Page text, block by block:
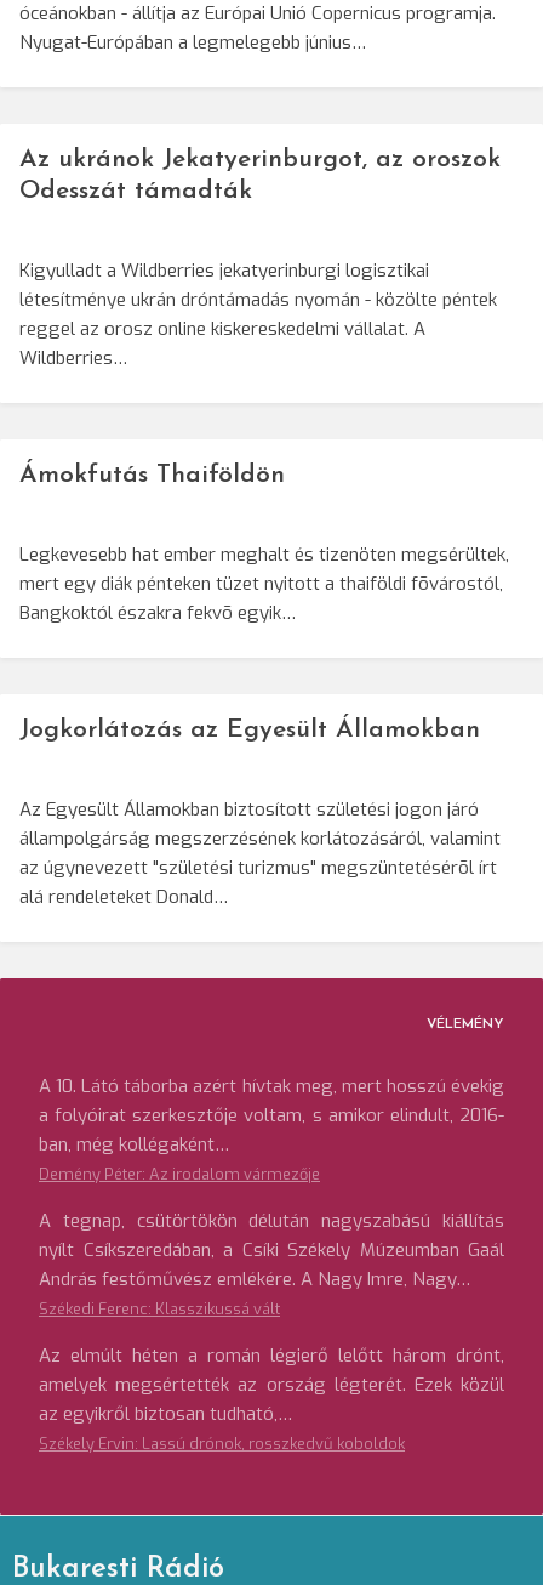
óceánokban - állítja az Európai Unió Copernicus programja.
Nyugat-Európában a legmelegebb június…
Az ukránok Jekatyerinburgot, az oroszok
Odesszát támadták
Kigyulladt a Wildberries jekatyerinburgi logisztikai
létesítménye ukrán dróntámadás nyomán - közölte péntek
reggel az orosz online kiskereskedelmi vállalat. A
Wildberries…
Ámokfutás Thaiföldön
Legkevesebb hat ember meghalt és tizenöten megsérültek,
mert egy diák pénteken tüzet nyitott a thaiföldi fõvárostól,
Bangkoktól északra fekvõ egyik…
Jogkorlátozás az Egyesült Államokban
Az Egyesült Államokban biztosított születési jogon járó
állampolgárság megszerzésének korlátozásáról, valamint
az úgynevezett "születési turizmus" megszüntetésérõl írt
alá rendeleteket Donald…
VÉLEMÉNY
A 10. Látó táborba azért hívtak meg, mert hosszú évekig
a folyóirat szerkesztője voltam, s amikor elindult, 2016-
ban, még kollégaként…
Demény Péter: Az irodalom vármezője
A tegnap, csütörtökön délután nagyszabású kiállítás
nyílt Csíkszeredában, a Csíki Székely Múzeumban Gaál
András festőművész emlékére. A Nagy Imre, Nagy…
Székedi Ferenc: Klasszikussá vált
Az elmúlt héten a román légierő lelőtt három drónt,
amelyek megsértették az ország légterét. Ezek közül
az egyikről biztosan tudható,…
Székely Ervin: Lassú drónok, rosszkedvű koboldok
Bukaresti Rádió